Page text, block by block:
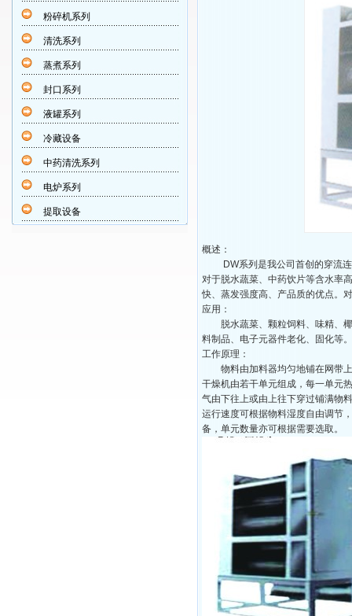
粉碎机系列
清洗系列
蒸煮系列
封口系列
液罐系列
冷藏设备
中药清洗系列
电炉系列
提取设备
概述：
DW系列是我公司首创的穿流连
对于脱水蔬菜、中药饮片等含水率
快、蒸发强度高、产品质的优点。
应用：
脱水蔬菜、颗粒饲料、味精、椰
料制品、电子元器件老化、固化等。
工作原理：
物料由加料器均匀地铺在网带上
干燥机由若干单元组成，每一单元
气由下往上或由上往下穿过铺满物
运行速度可根据物料湿度自由调节
备，单元数量亦可根据需要选取。